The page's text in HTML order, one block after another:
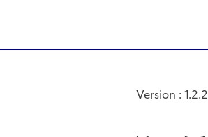
Version : 1.2.2